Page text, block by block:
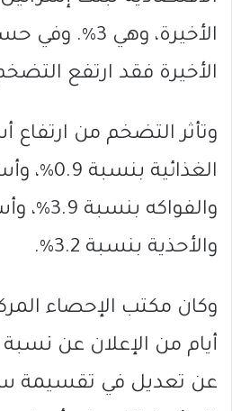
الأخيرة فقد ارتفع التضخم
وتأثر التضخم من ارتفاع
الغذائية
والفواكه
والأحذية بنسبة 3.2%.
وكان مكتب الإحصاء
أيام من الإعلان عن نسبة
عن تعديل في تقسيمة